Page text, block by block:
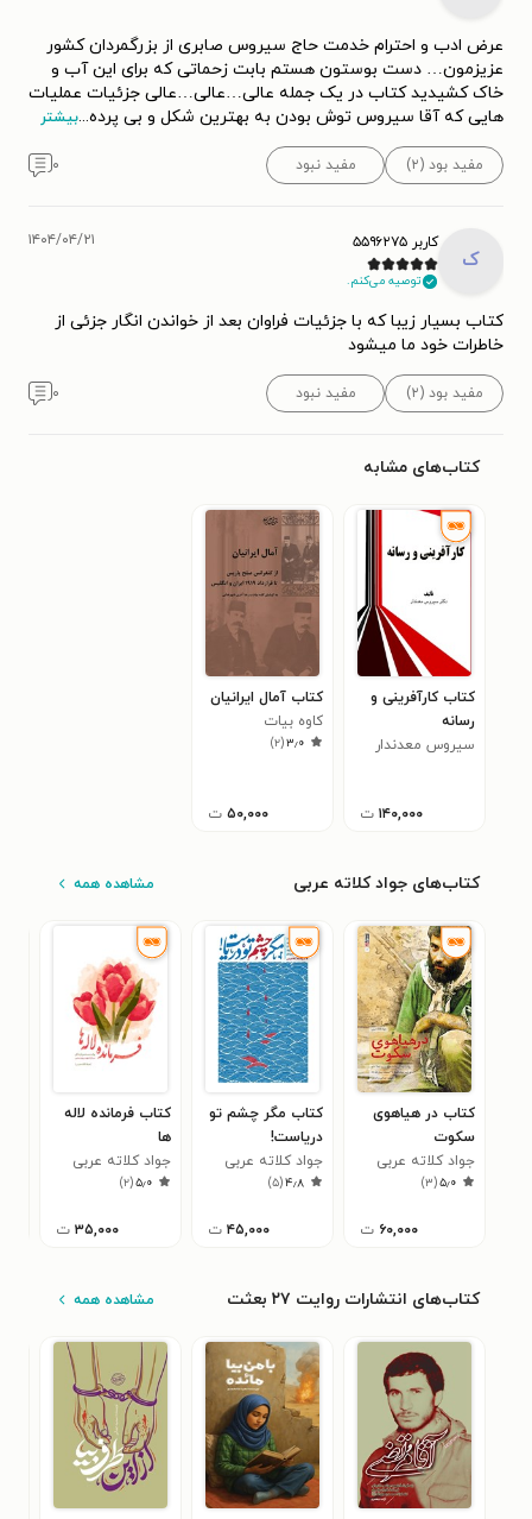
عرض ادب و احترام خدمت حاج سیروس صابری از بزرگمردان کشور
عزیزمون… دست بوستون هستم بابت زحماتی که برای این آب و
خاک کشیدید کتاب در یک جمله عالی…عالی…عالی جزئیات عملیات
هایی که آقا سیروس توش بودن به بهترین شکل و بی پرده...بیشتر
مفید بود (۲) مفید نبود ۰
ک
کاربر ۵۵۹۶۲۷۵
توصیه می‌کنم.
۱۴۰۴/۰۴/۲۱
کتاب بسیار زیبا که با جزئیات فراوان بعد از خواندن انگار جزئی از
خاطرات خود ما میشود
مفید بود (۲) مفید نبود ۰
کتاب‌های مشابه
کتاب کارآفرینی و
رسانه
سیروس معدندار
۱۴۰,۰۰۰ ت
کتاب آمال ایرانیان
کاوه بیات
۳٫۰(۲)
۵۰,۰۰۰ ت
کتاب‌های جواد کلاته عربی مشاهده همه
کتاب در هیاهوی
سکوت
جواد کلاته عربی
۵٫۰(۳)
۶۰,۰۰۰ ت
کتاب مگر چشم تو
دریاست!
جواد کلاته عربی
۴٫۸(۵)
۴۵,۰۰۰ ت
کتاب فرمانده‌ لاله
ها
جواد کلاته عربی
۵٫۰(۲)
۳۵,۰۰۰ ت
کتاب‌های انتشارات روایت ۲۷ بعثت مشاهده همه